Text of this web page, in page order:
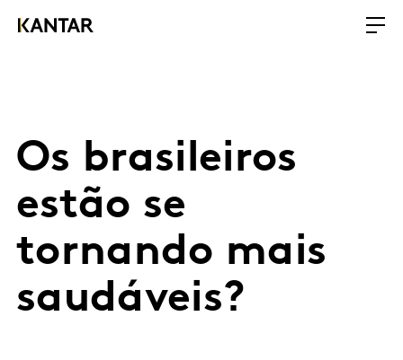
Os brasileiros
estão se
tornando mais
saudáveis?